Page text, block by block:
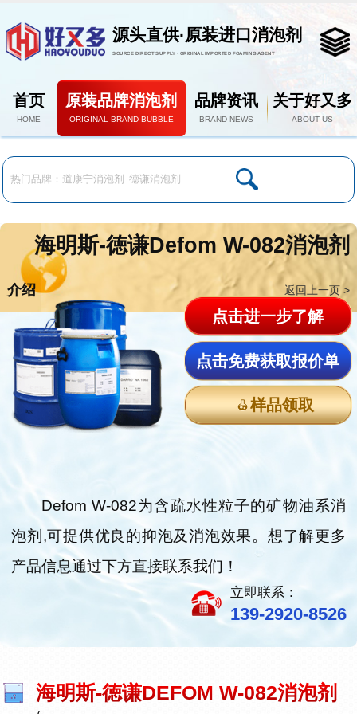
源头直供·原装进口消泡剂
SOURCE DIRECT SUPPLY · ORIGINAL IMPORTED FOAMING AGENT
首页
HOME
原装品牌消泡剂
ORIGINAL BRAND BUBBLE
品牌资讯
BRAND NEWS
关于好又多
ABOUT US
海明斯-徳谦Defom W-082消泡剂
介绍 返回上一页 >
Defom W-082为含疏水性粒子的矿物油系消
泡剂,可提供优良的抑泡及消泡效果。想了解更多
产品信息通过下方直接联系我们！
点击进一步了解
点击免费获取报价单
样品领取
立即联系：
139-2920-8526
海明斯-徳谦DEFOM W-082消泡剂